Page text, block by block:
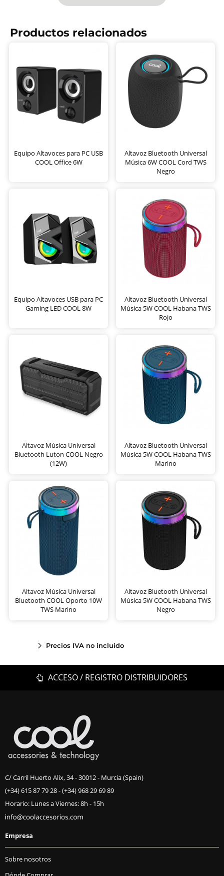
Productos relacionados
Equipo Altavoces para PC USB
COOL Office 6W
Altavoz Bluetooth Universal
Música 6W COOL Cord TWS
Negro
Equipo Altavoces USB para PC
Gaming LED COOL 8W
Altavoz Bluetooth Universal
Música 5W COOL Habana TWS
Rojo
Altavoz Música Universal
Bluetooth Luton COOL Negro
(12W)
Altavoz Bluetooth Universal
Música 5W COOL Habana TWS
Marino
Altavoz Música Universal
Bluetooth COOL Oporto 10W
TWS Marino
Altavoz Bluetooth Universal
Música 5W COOL Habana TWS
Negro
Precios IVA no incluido
ACCESO / REGISTRO DISTRIBUIDORES
C/ Carril Huerto Alix, 34 - 30012 - Murcia (Spain)
(+34) 615 87 79 28-(+34) 968 29 69 89
Horario: Lunes a Viernes: 8h - 15h
Empresa
Sobre nosotros